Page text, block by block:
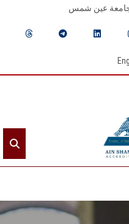
جامعة عين شمس
الرئيسيـة